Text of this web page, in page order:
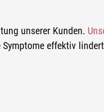
unserer Kunden.
effektiv